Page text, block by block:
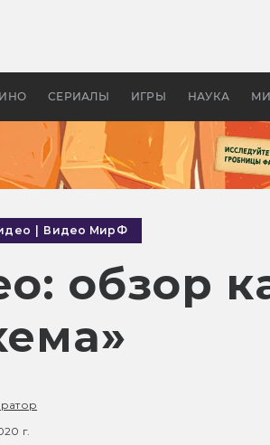
СЕРИАЛЫ ИГРЫ НАУКА
апокалипсис,
Видео МирФ
обзор
г.